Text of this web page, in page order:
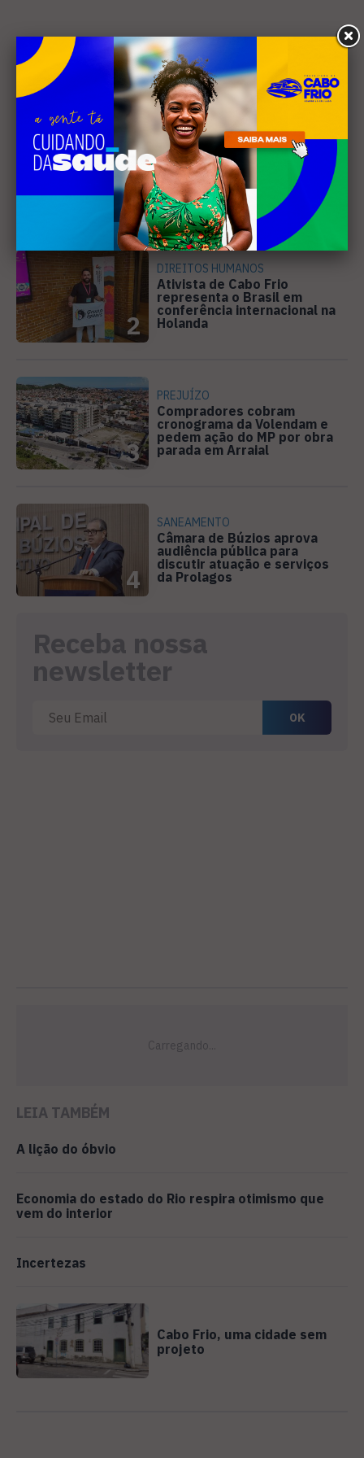
Mais Lidas
1
EVENTOS
Cabo Frio recebe 20ª edição
do Diveneta Moto Fest neste
fim de semana
2
DIREITOS HUMANOS
Ativista de Cabo Frio
representa o Brasil em
conferência internacional na
Holanda
3
PREJUÍZO
Compradores cobram
cronograma da Volendam e
pedem ação do MP por obra
parada em Arraial
4
SANEAMENTO
Câmara de Búzios aprova
audiência pública para
discutir atuação e serviços
da Prolagos
Receba nossa
newsletter
LEIA TAMBÉM
A lição do óbvio
Economia do estado do Rio respira otimismo que
vem do interior
Incertezas
Cabo Frio, uma cidade sem
projeto